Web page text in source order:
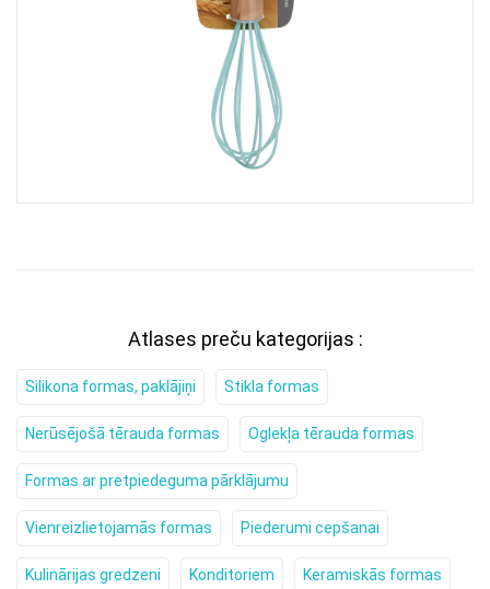
Atlases preču kategorijas :
Silikona formas, paklājiņi Stikla formas
Nerūsējošā tērauda formas Oglekļa tērauda formas
Formas ar pretpiedeguma pārklājumu
Vienreizlietojamās formas Piederumi cepšanai
Kulinārijas gredzeni Konditoriem Keramiskās formas